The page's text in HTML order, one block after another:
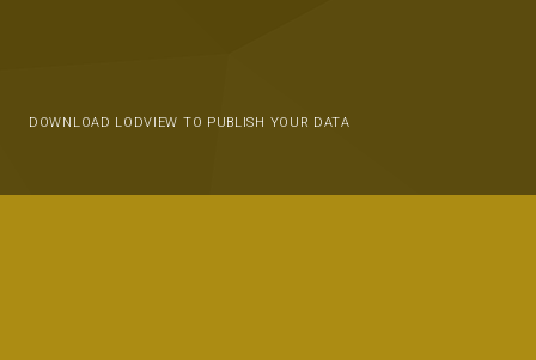
DOWNLOAD LODVIEW TO PUBLISH YOUR DATA